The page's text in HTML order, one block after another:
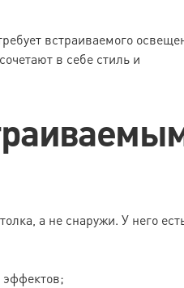
встраиваемого
в себе стиль и
а не снаружи. У него
эффектов;